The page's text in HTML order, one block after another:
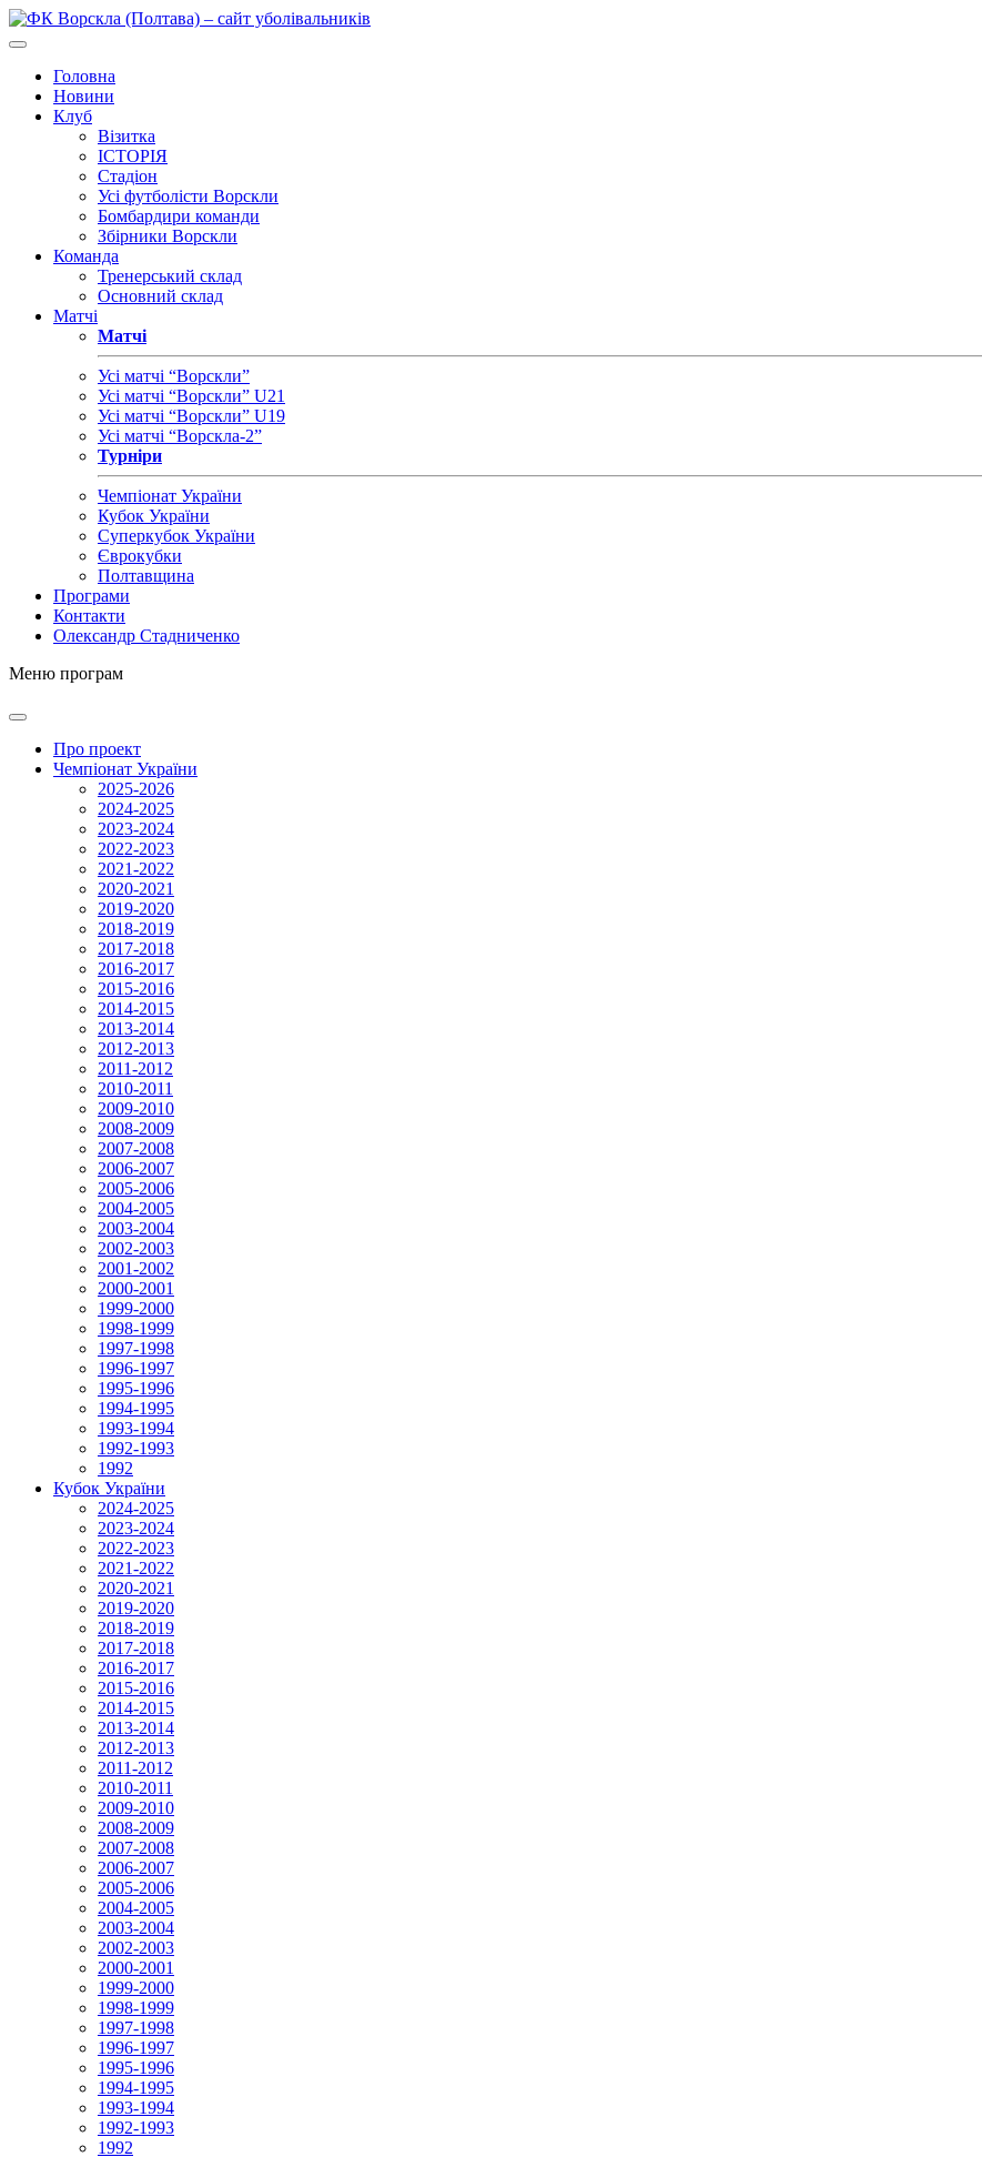
Головна
Новини
Клуб
Візитка
ІСТОРІЯ
Стадіон
Усі футболісти Ворскли
Бомбардири команди
Збірники Ворскли
Команда
Тренерський склад
Основний склад
Матчі
Матчі
Усі матчі “Ворскли”
Усі матчі “Ворскли” U21
Усі матчі “Ворскли” U19
Усі матчі “Ворскла-2”
Турніри
Чемпіонат України
Кубок України
Суперкубок України
Єврокубки
Полтавщина
Програми
Контакти
Олександр Стадниченко
Меню програм
Про проект
Чемпіонат України
2025-2026
2024-2025
2023-2024
2022-2023
2021-2022
2020-2021
2019-2020
2018-2019
2017-2018
2016-2017
2015-2016
2014-2015
2013-2014
2012-2013
2011-2012
2010-2011
2009-2010
2008-2009
2007-2008
2006-2007
2005-2006
2004-2005
2003-2004
2002-2003
2001-2002
2000-2001
1999-2000
1998-1999
1997-1998
1996-1997
1995-1996
1994-1995
1993-1994
1992-1993
1992
Кубок України
2024-2025
2023-2024
2022-2023
2021-2022
2020-2021
2019-2020
2018-2019
2017-2018
2016-2017
2015-2016
2014-2015
2013-2014
2012-2013
2011-2012
2010-2011
2009-2010
2008-2009
2007-2008
2006-2007
2005-2006
2004-2005
2003-2004
2002-2003
2000-2001
1999-2000
1998-1999
1997-1998
1996-1997
1995-1996
1994-1995
1993-1994
1992-1993
1992